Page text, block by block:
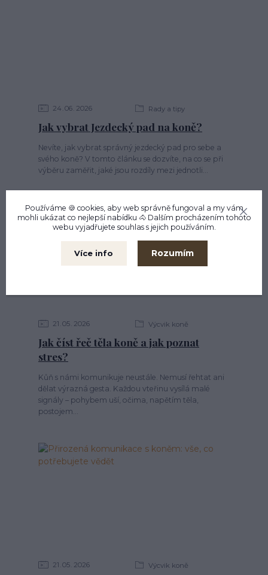
24 06 2026 Rady a tipy
Jak vybrat Jezdecký pad na koně?
Nevíte, jak vybrat správný jezdecký pad pro sebe a
svého koně? V tomto článku se dozvíte, na co se při
výběru zaměřit, jaké jsou rozdíly mezi jednotli...
21 05 2026 Výcvik koně
Jak číst řeč těla koně a jak poznat
stres?
Kůň s námi komunikuje neustále. Nemusí řehtat ani
dělat výrazná gesta. Každou vteřinu vysílá malé
signály – pohybem uší, očima, napětím těla,
postojem...
21 05 2026 Výcvik koně
Používáme 🍪 cookies, aby web správně fungoval a my vám
mohli ukázat co nejlepší nabídku 🐴 Dalším procházením tohoto
webu vyjadřujete souhlas s jejich používáním.
Více info Rozumím